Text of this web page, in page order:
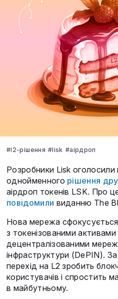
#l2-рішення #lisk #аірдроп
Розробники Lisk оголосили
однойменного рішення
аірдроп токенів LSK. Про
повідомили виданню The
Нова мережа
з токенізованими активами
децентралізованими
інфраструктури (DePIN).
перехід на L2 зробить
користувачів і спростить
в майбутньому.